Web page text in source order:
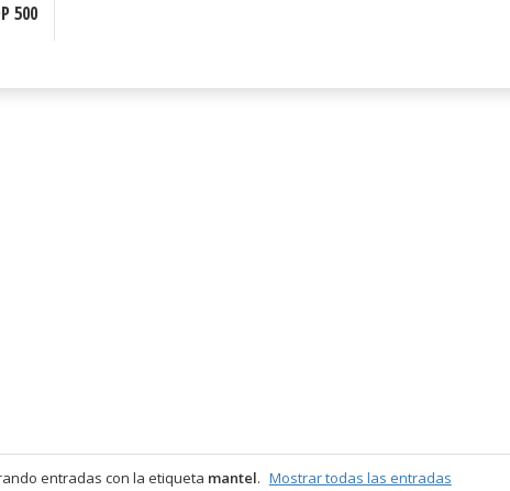
500
entradas con la etiqueta mantel. Mostrar todas las entradas